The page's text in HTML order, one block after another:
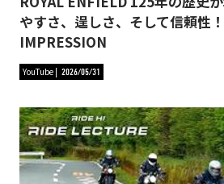
やすさ、逞しさ、そして信頼性
IMPRESSION
YouTube 2026/05/31